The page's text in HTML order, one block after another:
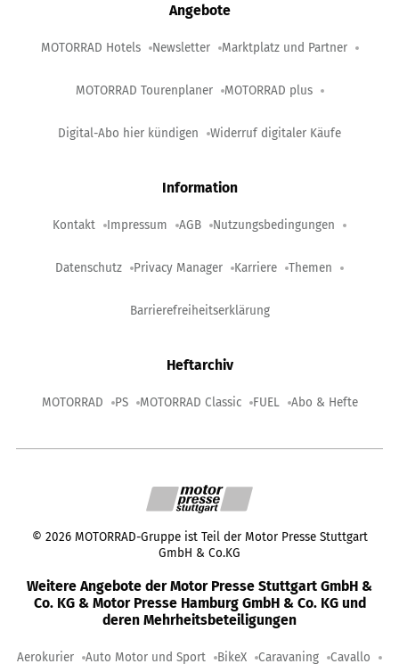
Angebote
MOTORRAD Hotels Newsletter Marktplatz und Partner
MOTORRAD Tourenplaner MOTORRAD plus
Digital-Abo hier kündigen Widerruf digitaler Käufe
Information
Kontakt Impressum AGB Nutzungsbedingungen
Datenschutz Privacy Manager Karriere Themen
Barrierefreiheitserklärung
Heftarchiv
MOTORRAD PS MOTORRAD Classic FUEL Abo & Hefte
© 2026 MOTORRAD-Gruppe ist Teil der Motor Presse Stuttgart
GmbH & Co.KG
Weitere Angebote der Motor Presse Stuttgart GmbH &
Co. KG & Motor Presse Hamburg GmbH & Co. KG und
deren Mehrheitsbeteiligungen
Aerokurier Auto Motor und Sport BikeX Caravaning Cavallo